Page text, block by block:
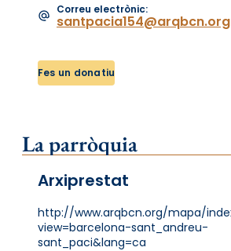
Correu electrònic:
santpacia154@arqbcn.org
Fes un donatiu
La parròquia
Arxiprestat
http://www.arqbcn.org/mapa/
view=barcelona-sant_andreu-
sant_paci&lang=ca